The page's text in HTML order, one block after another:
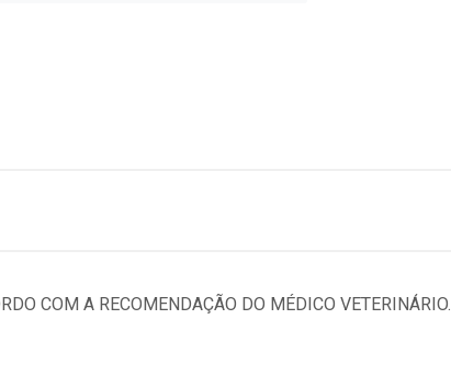
COM A RECOMENDAÇÃO DO MÉDICO VETERINÁRIO.